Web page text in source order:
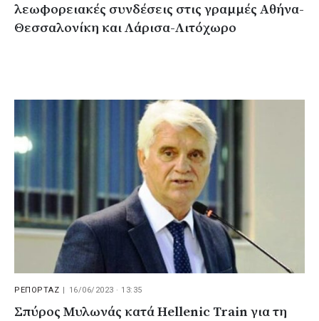
λεωφορειακές συνδέσεις στις γραμμές Αθήνα-
Θεσσαλονίκη και Λάρισα-Λιτόχωρο
ΡΕΠΟΡΤΑΖ | 16/06/2023 · 13:35
Σπύρος Μυλωνάς κατά Hellenic Train για τη